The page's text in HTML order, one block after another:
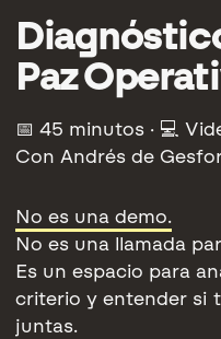
Paz
📅 45 minutos · 💻
Con Andrés de
No es una demo.
No es una llamada
Es un espacio para
criterio y entender si
juntas.